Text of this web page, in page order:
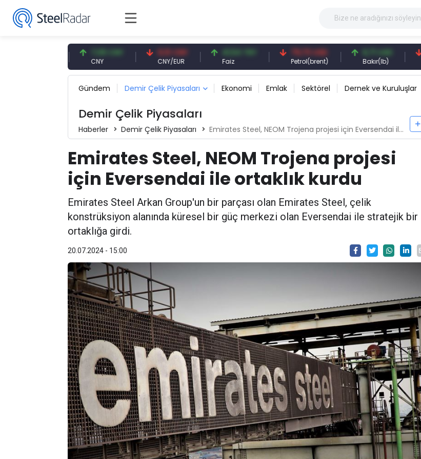
7,09 CNY 0,13 CNY
CNY/EUR
41,54 TRY 79,73 USD
Petrol(brent)
6,71 USD
Bakır(lb)
Gündem Demir Çelik Piyasaları Ekonomi Emlak Sektörel Dernek ve Kuruluşlar
Demir Çelik Piyasaları
Haberler Demir Çelik Piyasaları Emirates Steel, NEOM Trojena projesi için Eversendai ile ortaklık kurdu
Emirates Steel, NEOM Trojena projesi
için Eversendai ile ortaklık kurdu
Emirates Steel Arkan Group'un bir parçası olan Emirates Steel, çelik
konstrüksiyon alanında küresel bir güç merkezi olan Eversendai ile stratejik bir
ortaklığa girdi.
20.07.2024 - 15:00